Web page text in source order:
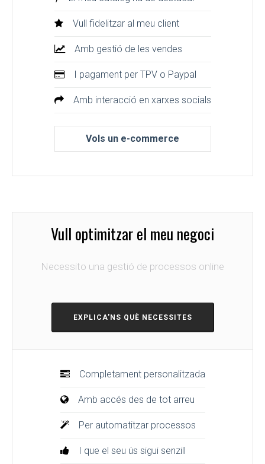
Vull fidelitzar al meu client
Amb gestió de les vendes
I pagament per TPV o Paypal
Amb interacció en xarxes socials
Vols un e-commerce
Vull optimitzar el meu negoci
Necessito una gestió de processos online
EXPLICA'NS QUÈ NECESSITES
Completament personalitzada
Amb accés des de tot arreu
Per automatitzar processos
I que el seu ús sigui senzill